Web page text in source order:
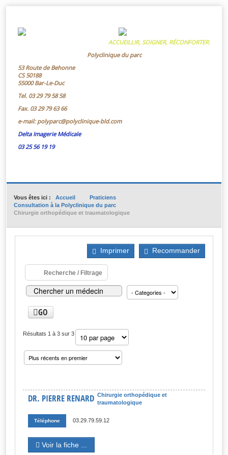
ACCUEILLIR, SOIGNER, RÉCONFORTER.
Polyclinique du parc
53 Route de Behonne
CS 50188
55000 Bar-Le-Duc
Tel. 03 29 79 58 58
Fax. 03 29 79 63 66
e-mail: polyparc@polyclinique-bld.com
Delta Imagerie Médicale
03 25 56 19 19
Vous êtes ici : Accueil
Praticiens
Consultation à la Polyclinique du parc
Chirurgie orthopédique et traumatologique
Imprimer Recommander
Recherche / Filtrage
GO
Résultats 1 à 3 sur 3
DR. PIERRE RENARD Chirurgie orthopédique et
traumatologique
Téléphone 03.29.79.59.12
Voir la fiche ...